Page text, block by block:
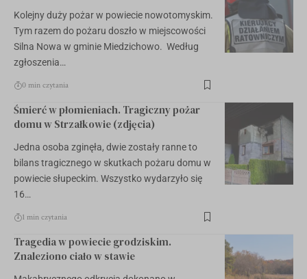
Kolejny duży pożar w powiecie nowotomyskim.
Tym razem do pożaru doszło w miejscowości
Silna Nowa w gminie Miedzichowo. Według
zgłoszenia…
0 min czytania
Śmierć w płomieniach. Tragiczny pożar
domu w Strzałkowie (zdjęcia)
Jedna osoba zginęła, dwie zostały ranne to
bilans tragicznego w skutkach pożaru domu w
powiecie słupeckim. Wszystko wydarzyło się
16…
1 min czytania
Tragedia w powiecie grodziskim.
Znaleziono ciało w stawie